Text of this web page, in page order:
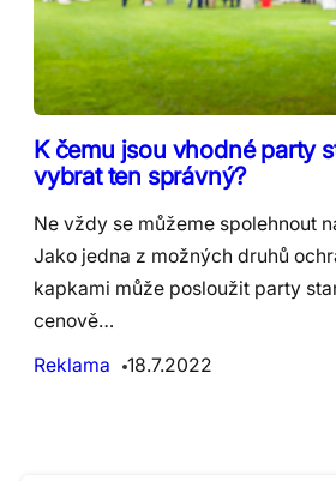
K čemu jsou vhodné party
vybrat ten správný?
Ne vždy se můžeme spolehnout
Jako jedna z možných druhů
kapkami může posloužit party
cenově…
Reklama
18.7.2022